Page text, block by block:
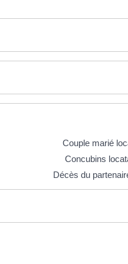
Couple marié
Concubins
Décès du